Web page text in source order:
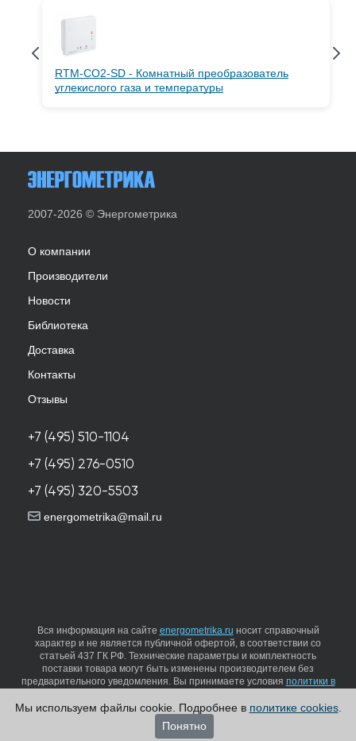
RTM-CO2-SD - Комнатный преобразователь
углекислого газа и температуры
2007-2026 © Энергометрика
О компании
Производители
Новости
Библиотека
Доставка
Контакты
Отзывы
+7 (495) 510-1104
+7 (495) 276-0510
+7 (495) 320-5503
energometrika@mail.ru
Вся информация на сайте energometrika.ru носит справочный
характер и не является публичной офертой, в соответствии со
статьей 437 ГК РФ. Технические параметры и комплектность
поставки товара могут быть изменены производителем без
предварительного уведомления. Вы принимаете условия политики в
соглашениякаждый раз, когда оставляете свои данные в любой
форме обратной связи на сайте energometrika.ru
Мы используем файлы cookie. Подробнее в политике cookies.
Понятно